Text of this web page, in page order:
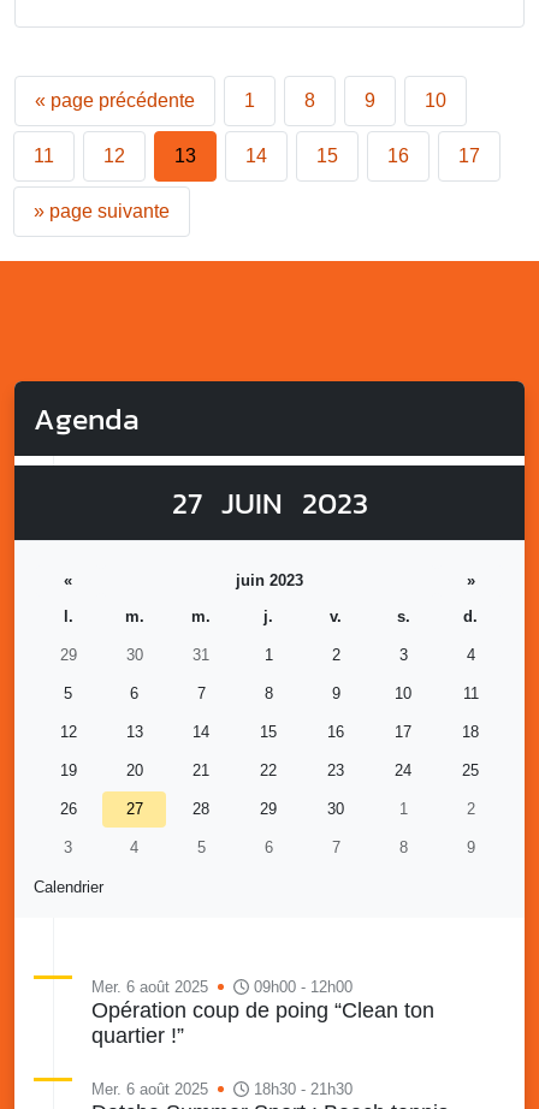
« page précédente 1 8 9 10
11 12 13 14 15 16 17
» page suivante
Agenda
27 JUIN 2023
Calendrier
« juin 2023
»
l.
m. m. j. v. s. d.
29 30 31 1 2 3 4
5 6 7 8 9 10 11
12 13 14 15 16 17 18
19 20 21 22 23 24 25
26 27 28 29 30 1 2
3 4 5 6 7 8 9
Mer. 6 août 2025 09h00 - 12h00
Opération coup de poing “Clean ton
quartier !”
Mer. 6 août 2025 18h30 - 21h30